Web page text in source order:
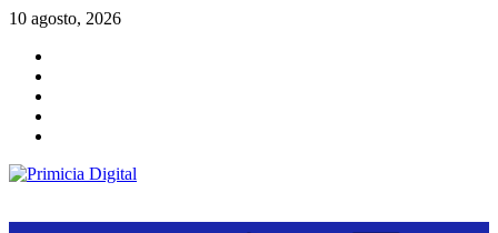
Saltar
contenido
10 agosto, 2026